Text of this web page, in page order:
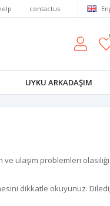
contactus
UYKU ARKADAŞIM
ulaşım problemleri olasılığı
dikkatle okuyunuz.